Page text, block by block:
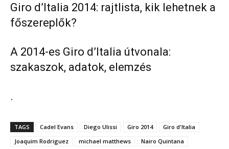
Giro d’Italia 2014: rajtlista, kik lehetnek a
főszereplők?
A 2014-es Giro d’Italia útvonala:
szakaszok, adatok, elemzés
.
TAGS Cadel Evans Diego Ulissi Giro 2014
Giro d'Italia
Joaquim Rodriguez
michael matthews
Nairo Quintana